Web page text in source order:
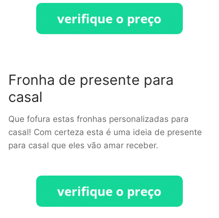
Fronha de presente para
casal
Que fofura estas fronhas personalizadas para
casal! Com certeza esta é uma ideia de presente
para casal que eles vão amar receber.